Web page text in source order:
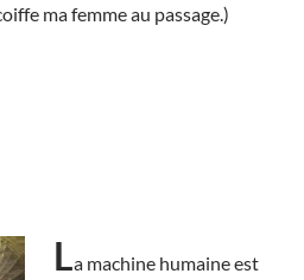
ma femme au passage.)
La machine humaine est